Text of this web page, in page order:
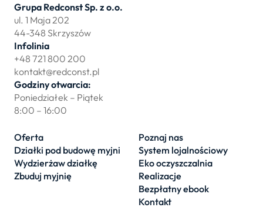
Grupa Redconst Sp. z o.o.
ul. 1 Maja 202
44-348 Skrzyszów
Infolinia
+48 721 800 200
kontakt@redconst.pl
Godziny otwarcia:
Poniedziałek – Piątek
8:00 – 16:00
Oferta
Działki pod budowę myjni
Wydzierżaw działkę
Zbuduj myjnię
Poznaj nas
System lojalnościowy
Eko oczyszczalnia
Realizacje
Bezpłatny ebook
Kontakt